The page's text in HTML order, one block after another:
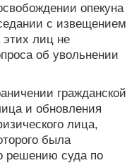
опекуна
с извещением
этих лиц не
об увольнении
гражданской
и обновления
лица,
была
решению суда по